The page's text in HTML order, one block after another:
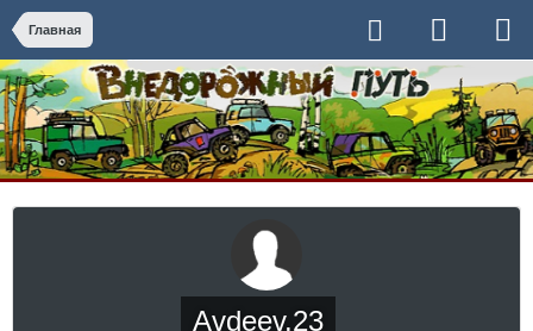
Главная
Avdeev.23